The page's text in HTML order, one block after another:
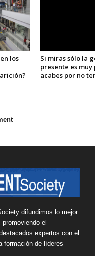
los
Si miras sólo la
presente es
acabes por no
difundimos lo mejor
el
expertos con el
formación de líderes